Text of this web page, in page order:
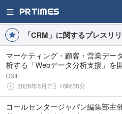
「CRM」に関するプレスリ
マーケティング・顧客・営業デー
析する「Webデータ分析支援」を
施策を成果につなげるデータ活用を
OSIE
2026年8月7日 16時55分
コールセンタージャパン編集部主